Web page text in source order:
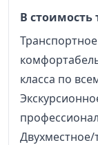
В стоимость
класса по